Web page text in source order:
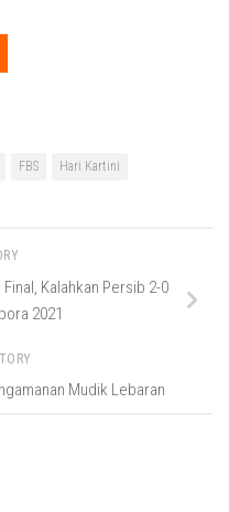
FBS Hari Kartini
Kalahkan Persib 2-0
2021
Mudik Lebaran